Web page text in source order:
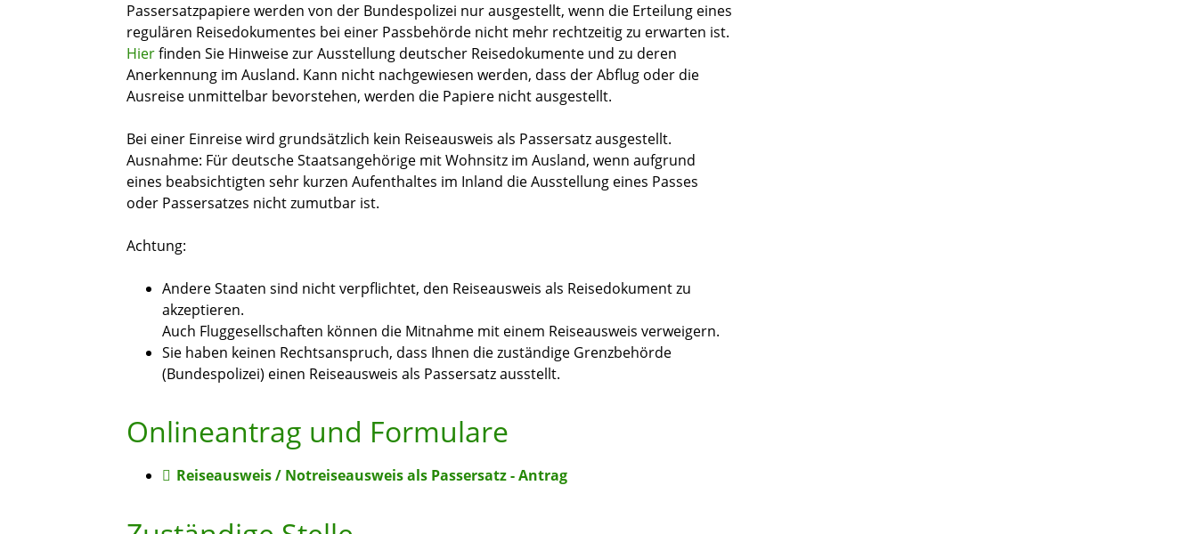
Passersatzpapiere werden von der Bundespolizei nur ausgestellt, wenn die Erteilung eines
regulären Reisedokumentes bei einer Passbehörde nicht mehr rechtzeitig zu erwarten ist.
Hierfinden Sie Hinweise zur Ausstellung deutscher Reisedokumente und zu deren
Anerkennung im Ausland. Kann nicht nachgewiesen werden, dass der Abflug oder die
Ausreise unmittelbar bevorstehen, werden die Papiere nicht ausgestellt.
Bei einer Einreise wird grundsätzlich kein Reiseausweis als Passersatz ausgestellt.
Ausnahme: Für deutsche Staatsangehörige mit Wohnsitz im Ausland, wenn aufgrund
eines beabsichtigten sehr kurzen Aufenthaltes im Inland die Ausstellung eines Passes
oder Passersatzes nicht zumutbar ist.
Achtung:
Andere Staaten sind nicht verpflichtet, den Reiseausweis als Reisedokument zu
akzeptieren.
Auch Fluggesellschaften können die Mitnahme mit einem Reiseausweis verweigern.
Sie haben keinen Rechtsanspruch, dass Ihnen die zuständige Grenzbehörde
(Bundespolizei) einen Reiseausweis als Passersatz ausstellt.
Onlineantrag und Formulare
Reiseausweis / Notreiseausweis als Passersatz - Antrag